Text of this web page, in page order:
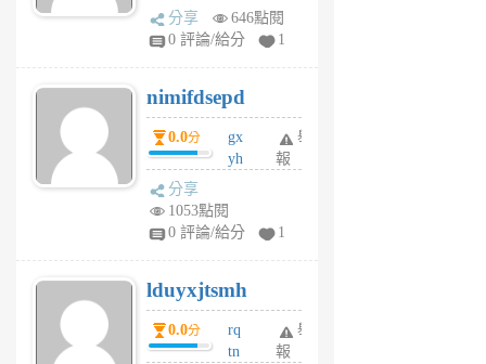
U
F
U
5
個
月
分享
646點閱
0 評論/給分
1
nimifdsepd
0.0分
gx
yh
jl
月
前
舉
報
分享
1053點閱
0 評論/給分
1
lduyxjtsmh
0.0分
rq
tn
舉
報